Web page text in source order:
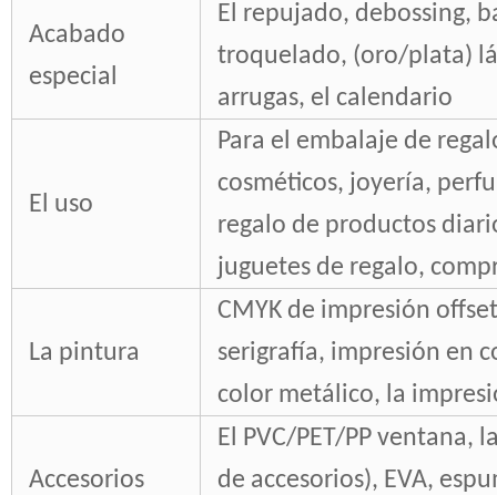
Acabado
especial
El repujado, debossing,
troquelado, (oro/plata)
arrugas, el calendario
El uso
Para el embalaje de
cosméticos, joyería,
regalo de productos
juguetes de regalo,
La pintura
CMYK de impresión
serigrafía, impresión en
color metálico, la
Accesorios
El PVC/PET/PP
de accesorios), EVA,